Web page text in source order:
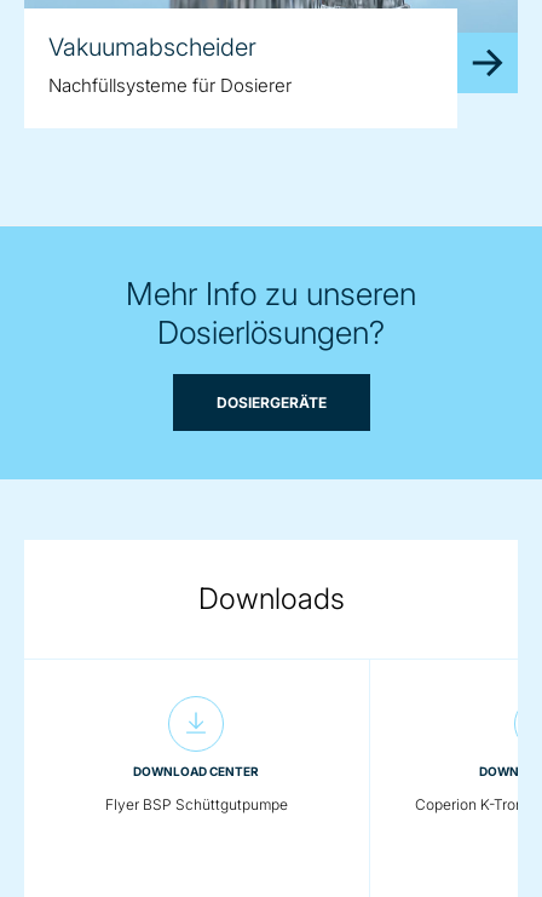
Vakuumabscheider
Nachfüllsysteme für Dosierer
Mehr Info zu unseren
Dosierlösungen?
DOSIERGERÄTE
Downloads
DOWNLOAD CENTER
Flyer BSP Schüttgutpumpe Coperion K-Tron